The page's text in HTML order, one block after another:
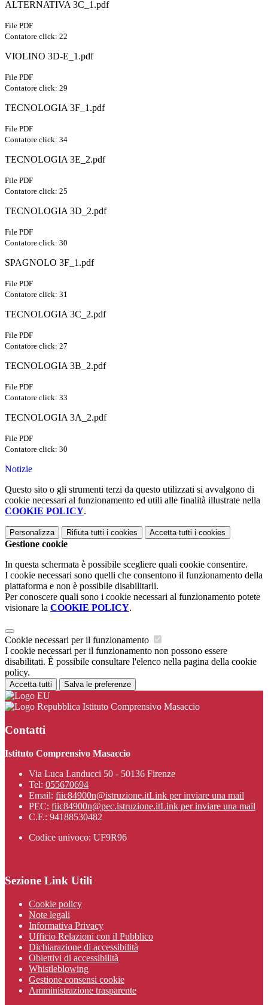
ALTERNATIVA 3C_1.pdf
File PDF
Contatore click: 22
VIOLINO 3D-E_1.pdf
File PDF
Contatore click: 29
TECNOLOGIA 3F_1.pdf
File PDF
Contatore click: 34
TECNOLOGIA 3E_2.pdf
File PDF
Contatore click: 25
TECNOLOGIA 3D_2.pdf
File PDF
Contatore click: 30
SPAGNOLO 3F_1.pdf
File PDF
Contatore click: 31
TECNOLOGIA 3C_2.pdf
File PDF
Contatore click: 27
TECNOLOGIA 3B_2.pdf
File PDF
Contatore click: 33
TECNOLOGIA 3A_2.pdf
File PDF
Contatore click: 30
Notizie
Questo sito o gli strumenti terzi da questo utilizzati si avvalgono di
cookie necessari al funzionamento ed utili alle finalità illustrate nella
COOKIE POLICY.
Personalizza Rifiuta tutti i cookies Accetta tutti i cookies
Gestione cookie
In questa schermata è possibile scegliere quali cookie consentire.
I cookie necessari sono quelli che consentono il funzionamento della
piattaforma e non è possibile disabilitarli.
Per conoscere quali sono i cookie necessari al funzionamento potete
visionare la COOKIE POLICY.
Cookie necessari per il funzionamento
I cookie necessari per il funzionamento non possono essere
disabilitati. È possibile consultare l'elenco nella pagina della cookie
policy.
Accetta tutti Salva le preferenze
Istituto Comprensivo Masaccio
Contatti
Istituto Comprensivo Masaccio
Via Luca Landucci 50 - 50136 Firenze
Tel: 055670694
Email: fiic84900n@istruzione.itLink per inviare una mail
PEC: fiic84900n@pec.istruzione.itLink per inviare una mail
C.F.: 94188530482
Codice univoco: UF9R96
Sezione Link Utili
Cookie policy
Note legali
Informativa Privacy
Ufficio Relazioni con il Pubblico
Dichiarazione di accessibilità
Obiettivi di accessibilità
Whistleblowing
Gestione consensi cookie
Amministrazione trasparente